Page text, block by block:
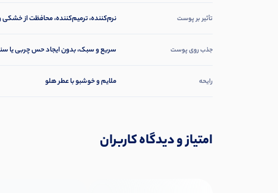
تأثیر بر پوست نرم‌کننده، ترمیم‌کننده، محافظت از
جذب روی پوست سریع و سبک، بدون ایجاد حس چربی یا
رایحه ملایم و خوشبو با عطر هلو
امتیاز و دیدگاه کاربران